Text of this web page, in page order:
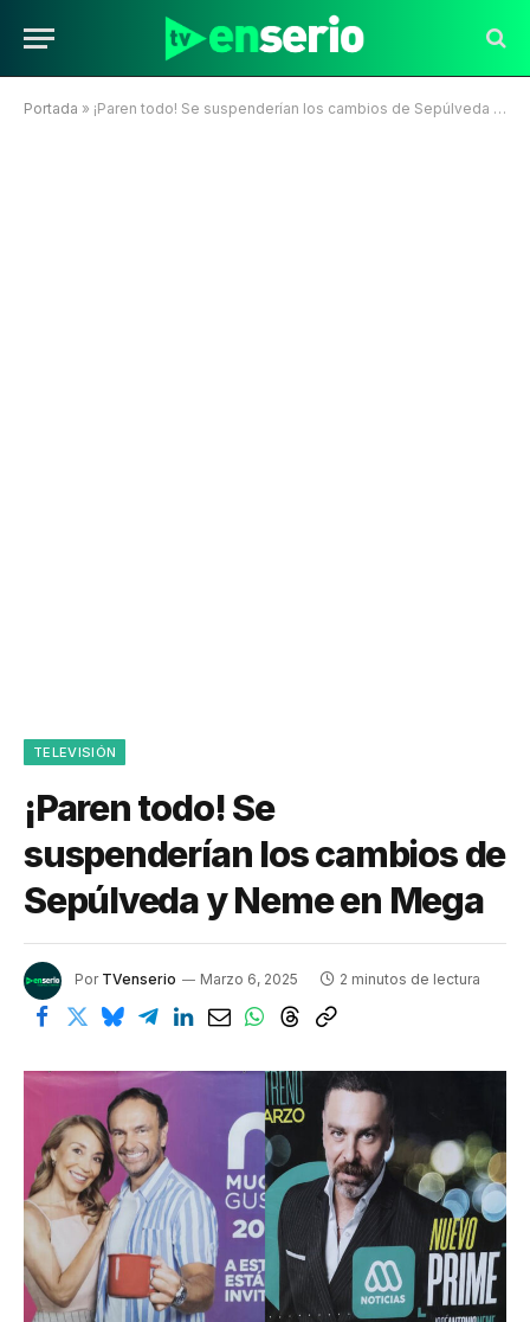
Portada » ¡Paren todo! Se suspenderían los cambios de Sepúlveda y Neme en Mega
TELEVISIÓN
¡Paren todo! Se
suspenderían los cambios de
Sepúlveda y Neme en Mega
Por TVenserio Marzo 6, 2025 2 minutos de lectura